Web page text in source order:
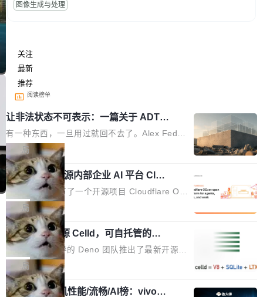
图像生成与处理
关注
最新
推荐
阅读榜单
让非法状态不可表示：一篇关于 ADT
的帖子在 Reddit 火了
有一种东西，一旦用过就回不去了。Alex Fedos
eev 管它叫"软件设计的基石"。 他说的东西不新
鲜——代数数据类型（ADT），尤其是和类型
（sum type）。但他说清楚了一件事：这不是类
型系统的学术体操，是日常编码的思维方式。 文
章从一个简单的例子切入。一个网站的深色主题
设置，如果用布尔值 + 可空字段来表示——bool
ean 表示是否可切换，nullable 的默认模式、浅
色方案、深色方案——会产生大量无意义的组
合。方案缺了、配置冲突了、全 null 了。要知道
哪些组合有效，作者说，你得靠"文档、校验、或
者部落知识"。 换个写法。Rust 的 enum，两个
局
Cloudflare 开源内部企业 AI 平台 Clou
dflare OS
Cloudflare 发布了一个开源项目 Cloudflare O
S。如果你只看官方博客，你会觉得这是又一
个"AI 知识库 + 聊天机器人"——每个大厂都在
做，没什么新鲜的。 但 Kenton Varda 在 Twitte
r 上把事情说清楚了： 今天我们发布了 Cloudfla
re OS，一个带连接器的聊天机器人，跟其他所
有科技公司做的一样。只不过，实际上它不一
样。这是 Sandstorm.io 的重制版，我十年前的
局
Deno 团队开源 Celld，可自托管的分
布式 Durable Objects
Ryan Dahl 领导的 Deno 团队推出了最新开源项
目 Celld，一个能在自己机器上运行 Cloudflare
Workers 和 Durable Objects 的守护进程。 设
计思路很直接：每个对象是一个独立的 SQLite
局
鲁大师7月新机性能/流畅/AI榜：vivo夺